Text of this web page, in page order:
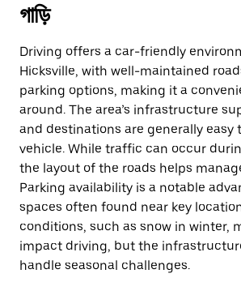
গাড়ি
Driving offers a car-friendly
Hicksville, with well-maintained
parking options, making it a
around. The area’s infrastructure
and destinations are generally easy
vehicle. While traffic can occur
the layout of the roads helps
Parking availability is a notable
spaces often found near key
conditions, such as snow in winter,
impact driving, but the
handle seasonal challenges.